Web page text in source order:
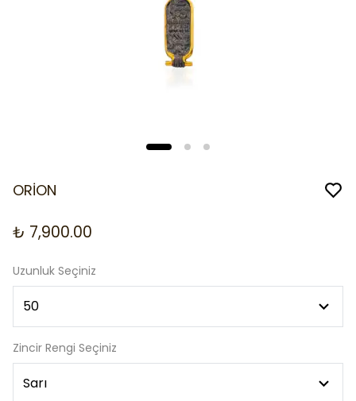
ORİON
₺ 7,900.00
Uzunluk Seçiniz
Zincir Rengi Seçiniz